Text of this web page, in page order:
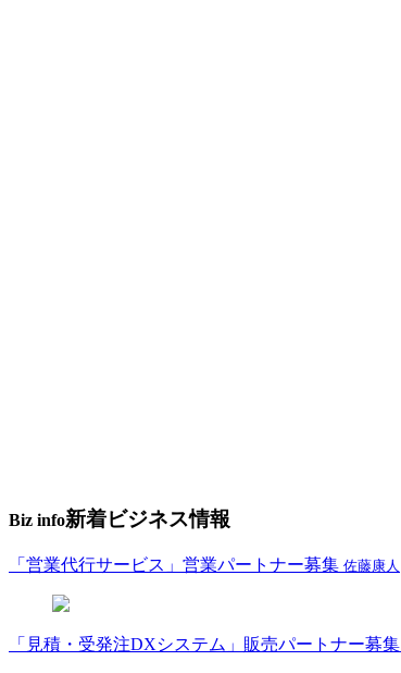
Biz info新着ビジネス情報
「営業代行サービス」営業パートナー募集 佐藤康人
「見積・受発注DXシステム」販売パートナー募集